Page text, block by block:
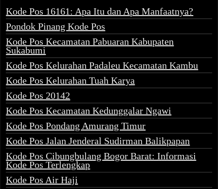
Kode Pos 16161: Apa Itu dan Apa Manfaatnya?
Pondok Pinang Kode Pos
Kode Pos Kecamatan Pabuaran Kabupaten
Sukabumi
Kode Pos Kelurahan Padaleu Kecamatan Kambu
Kode Pos Kelurahan Tuah Karya
Kode Pos 20142
Kode Pos Kecamatan Kedunggalar Ngawi
Kode Pos Pondang Amurang Timur
Kode Pos Jalan Jenderal Sudirman Balikpapan
Kode Pos Cibungbulang Bogor Barat: Informasi
Kode Pos Terlengkap
Kode Pos Air Haji